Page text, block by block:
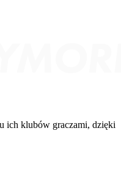
ich klubów graczami, dzięki